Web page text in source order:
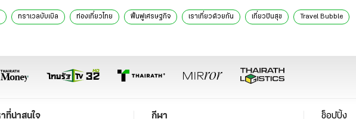
ทราเวลบับเบิล ท่องเที่ยวไทย ฟื้นฟูเศรษฐกิจ เราเที่ยวด้วยกัน เที่ยวปันสุข Travel Bubble
ที่น่าสนใจ กีฬา ช็อปปิ้ง